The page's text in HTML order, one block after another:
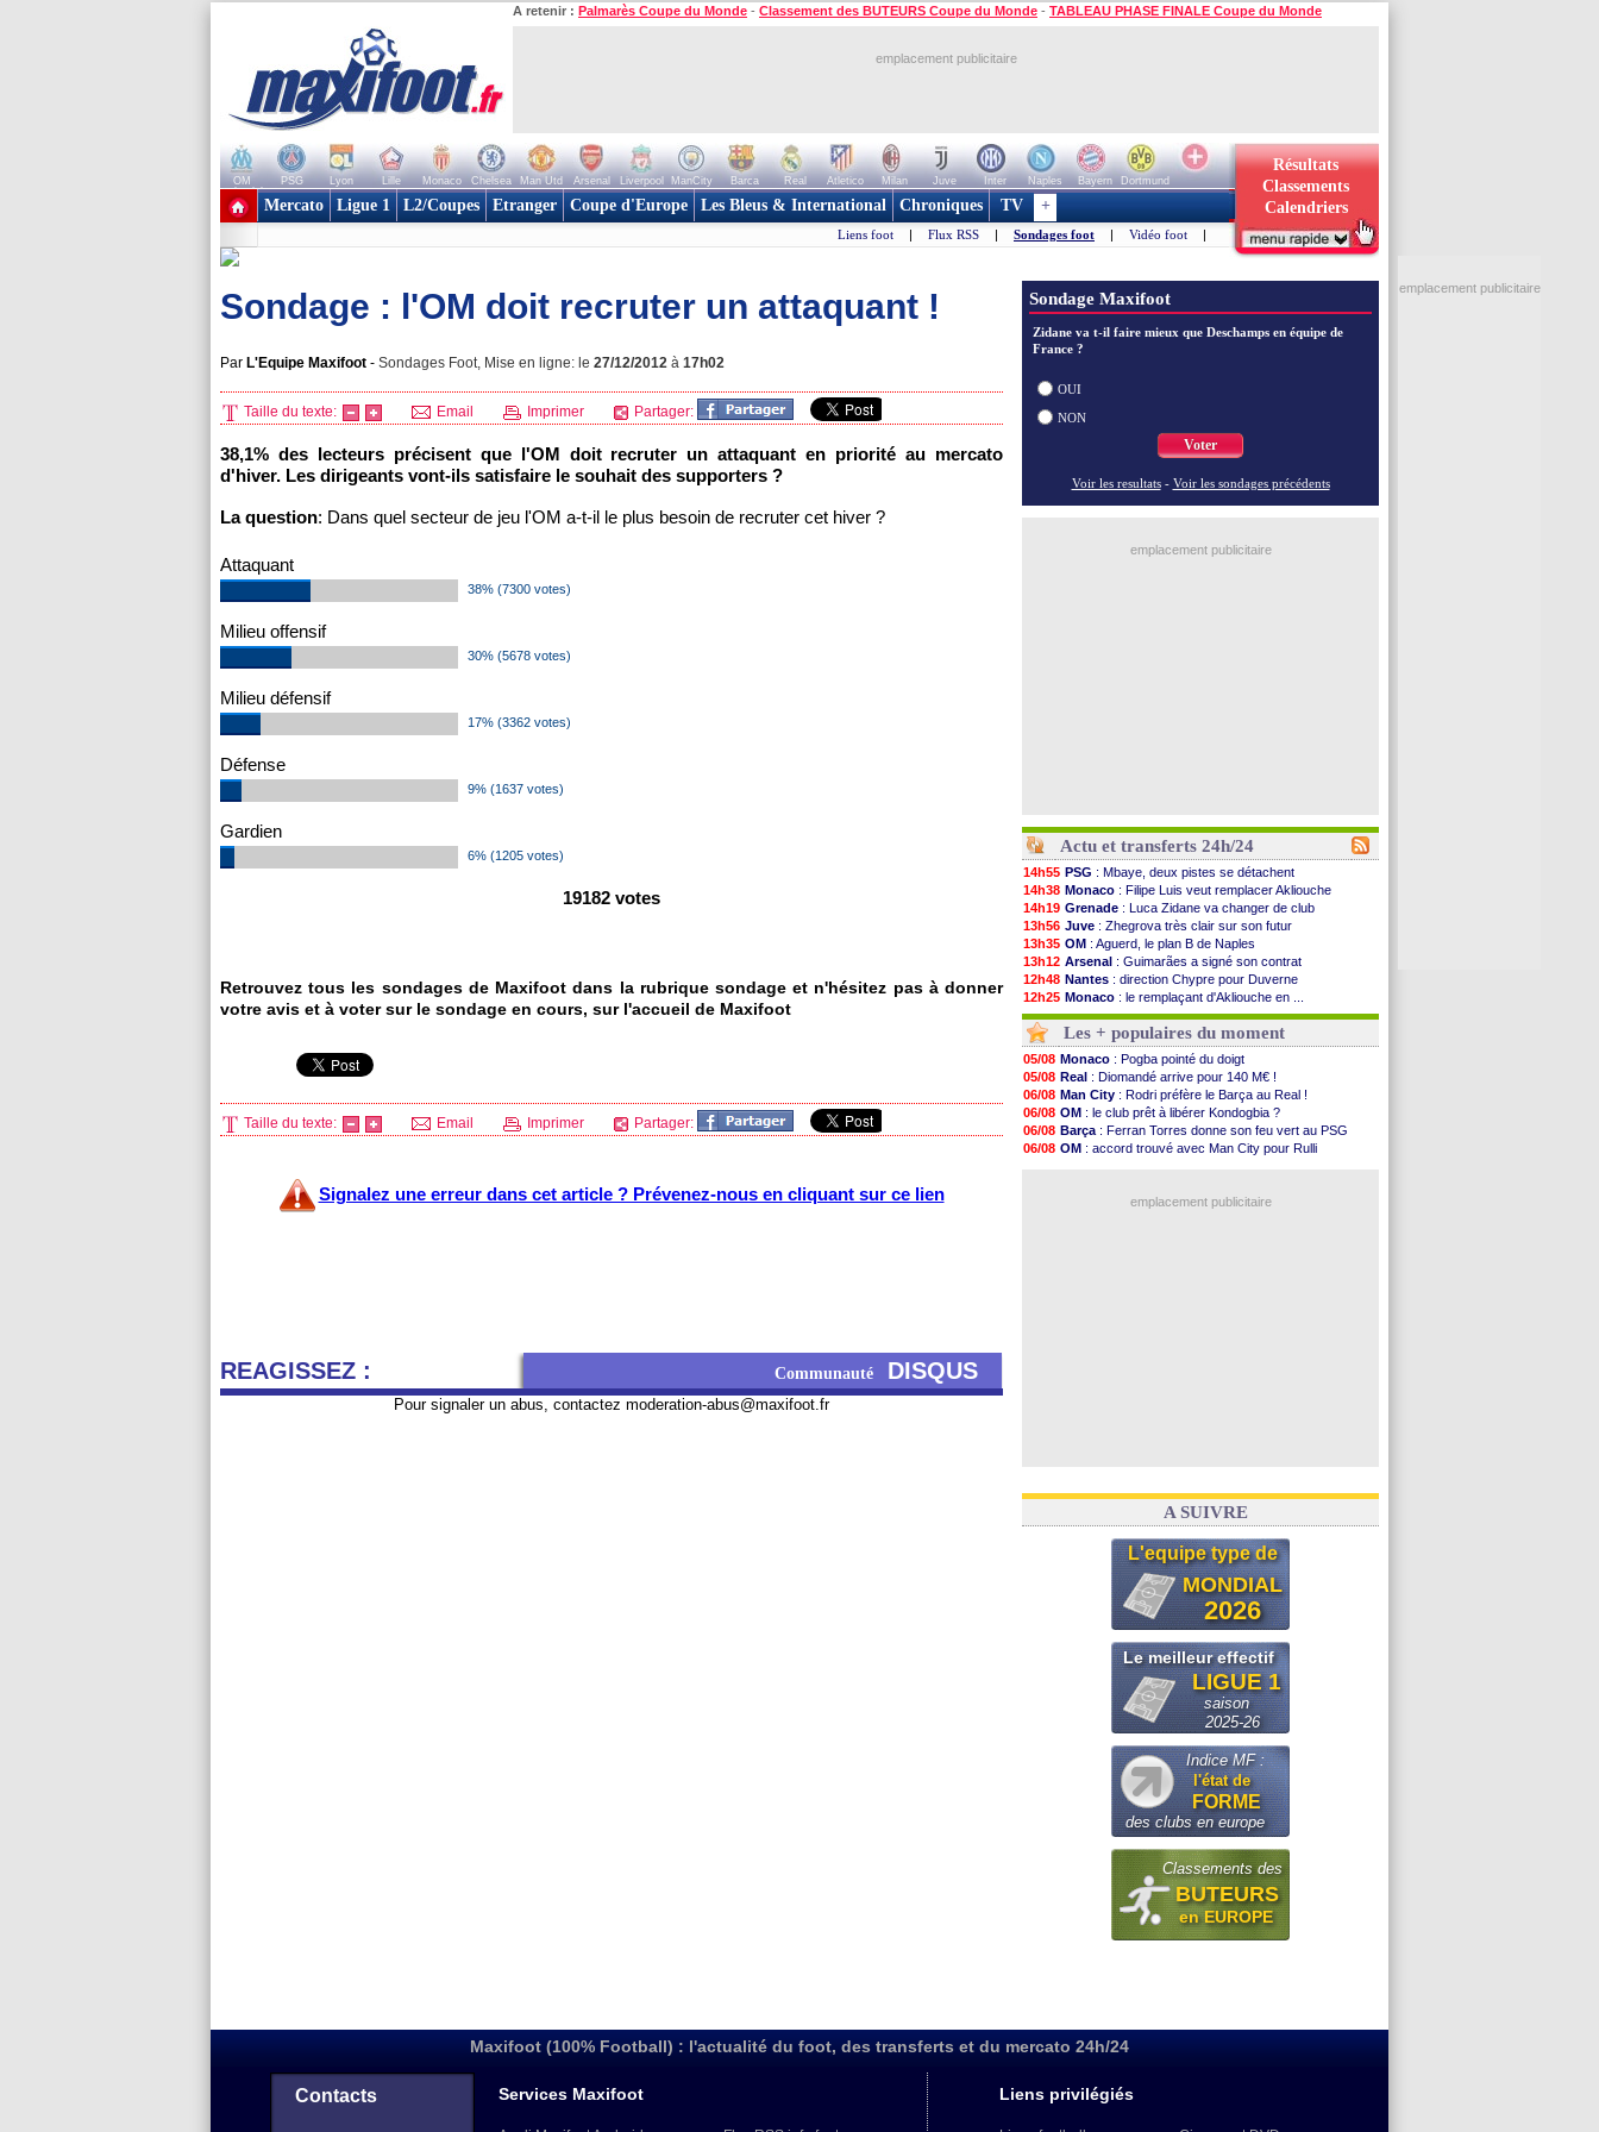
A retenir : Palmarès Coupe du Monde - Classement des BUTEURS Coupe du Monde - TABLEAU PHASE FINALE Coupe du Monde
emplacement publicitaire
OM PSG Lyon Lille Monaco Chelsea Man Utd Arsenal Liverpool ManCity Barca Real Atletico Milan Juve Inter Naples Bayern
Dortmund
+ de clubs
Résultats
Classements
Calendriers
Mercato Ligue 1 L2/Coupes Etranger Coupe d'Europe Les Bleus & International Chroniques TV +
Liens foot | Flux RSS | Sondages foot | Vidéo foot |
Sondage : l'OM doit recruter un attaquant !
Par L'Equipe Maxifoot - Sondages Foot, Mise en ligne: le 27/12/2012 à 17h02
Taille du texte: Email Imprimer Partager:
38,1% des lecteurs précisent que l'OM doit recruter un attaquant en priorité au mercato
d'hiver. Les dirigeants vont-ils satisfaire le souhait des supporters ?
La question: Dans quel secteur de jeu l'OM a-t-il le plus besoin de recruter cet hiver ?
Attaquant
38% (7300 votes)
Milieu offensif
30% (5678 votes)
Milieu défensif
17% (3362 votes)
Défense
9% (1637 votes)
Gardien
6% (1205 votes)
19182 votes
Retrouvez tous les sondages de Maxifoot dans la rubrique sondage et n'hésitez pas à donner
votre avis et à voter sur le sondage en cours, sur l'accueil de Maxifoot
Taille du texte: Email Imprimer Partager:
Signalez une erreur dans cet article ? Prévenez-nous en cliquant sur ce lien
REAGISSEZ : Communauté DISQUS
Pour signaler un abus, contactez moderation-abus@maxifoot.fr
Sondage Maxifoot
Zidane va t-il faire mieux que Deschamps en équipe de
France ?
OUI
NON
Voter
Voir les resultats - Voir les sondages précédents
emplacement publicitaire
Actu et transferts 24h/24
14h55 PSG : Mbaye, deux pistes se détachent
14h38 Monaco : Filipe Luis veut remplacer Akliouche
14h19 Grenade : Luca Zidane va changer de club
13h56 Juve : Zhegrova très clair sur son futur
13h35 OM : Aguerd, le plan B de Naples
13h12 Arsenal : Guimarães a signé son contrat
12h48 Nantes : direction Chypre pour Duverne
12h25 Monaco : le remplaçant d'Akliouche en ...
12h06 Man Utd: Bayindir signe au Celta (officiel)
11h53
Man City: Enzo Fernandez pour l'après-Rodri ?
11h31 Naples: l'option Monaco pour Lukaku !
11h10
OM: Lucas Perri a été approché
10h52
PSG : le coach de l'Ajax insiste pour Godts
10h33
PSG: une 2e offre en préparation pour Godts
10h12
Francfort: Dina Ebimbe signe à Schalke (off.)
10h09
Strasbourg: Saïdou Sow prêté à Nantes (off.)
10h05
Monaco: Filipe Luis aimerait garder Balogun
: le soutien très appuyé à Infantino
Les + populaires du moment
05/08 Monaco : Pogba pointé du doigt
05/08 Real : Diomandé arrive pour 140 M€ !
06/08 Man City : Rodri préfère le Barça au Real !
06/08 OM : le club prêt à libérer Kondogbia ?
06/08 Barça : Ferran Torres donne son feu vert au PSG
06/08 OM : accord trouvé avec Man City pour Rulli
emplacement publicitaire
A SUIVRE
L'equipe type de
MONDIAL
2026
Le meilleur effectif
LIGUE 1
saison
2025-26
Indice MF :
l'état de
FORME
des clubs en europe
Classements des
BUTEURS
en EUROPE
emplacement publicitaire
Maxifoot (100% Football) : l'actualité du foot, des transferts et du mercato 24h/24
Contacts Services Maxifoot Liens privilégiés